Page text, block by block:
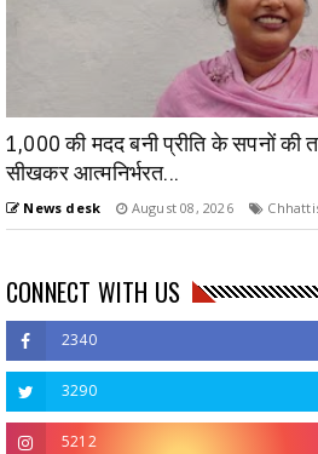
1,000 की मदद बनी प्रीति के सपनों की
सीखकर आत्मनिर्भरत...
News desk August 08, 2026
CONNECT WITH US
2340
3290
5212